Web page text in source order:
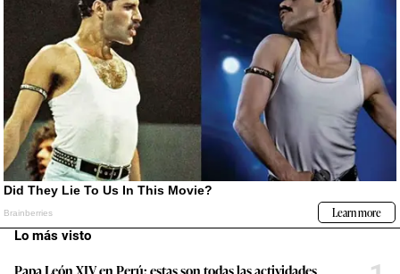
Lo más visto
Papa León XIV en Perú: estas son todas las actividades